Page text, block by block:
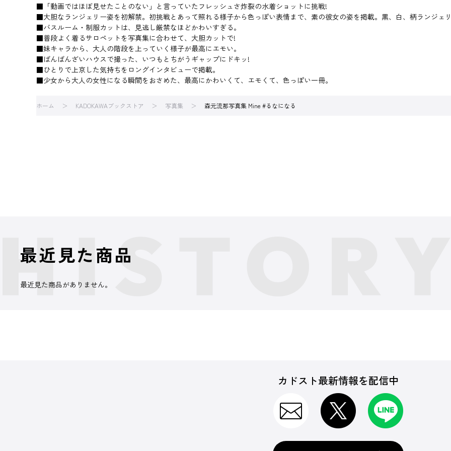
■「動画ではほぼ見せたことのない」と言っていたフレッシュさ炸裂の水着ショットに挑戦!
■大胆なランジェリー姿を初解禁。初挑戦とあって照れる様子から色っぽい表情まで、素の彼女の姿を掲載。黒、白、柄ランジェリ
■バスルーム・制服カットは、見逃し厳禁なほどかわいすぎる。
■普段よく着るサロペットを写真集に合わせて、大胆カットで!
■妹キャラから、大人の階段を上っていく様子が最高にエモい。
■ばんばんざいハウスで撮った、いつもとちがうギャップにドキッ!
■ひとりで上京した気持ちをロングインタビューで掲載。
■少女から大人の女性になる瞬間をおさめた、最高にかわいくて、エモくて、色っぽい一冊。
ホーム KADOKAWAブックストア 写真集 森元流那写真集 Mine #るなになる
最近見た商品
最近見た商品がありません。
カドスト最新情報を配信中